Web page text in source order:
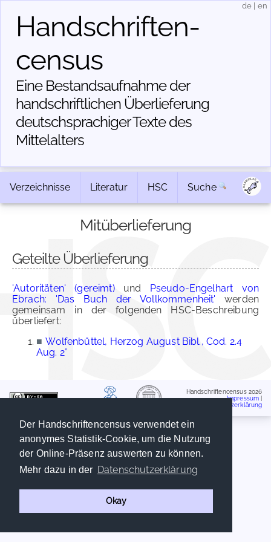
Der Handschriftencensus verwendet ein
anonymes Statistik-Cookie, um die Nutzung
der Online-Präsenz auswerten zu können.
Mehr dazu in der Datenschutzerklärung
Okay
Handschriften­
census
Eine Bestandsaufnahme der
handschriftlichen Über­lieferung
deutschsprachiger Texte des
Mittelalters
de en
Verzeichnisse Literatur HSC Suche
Mitüberlieferung
Geteilte Überlieferung
'Autoritäten' (gereimt)und Pseudo-Engelhart von
Ebrach: 'Das Buch der Vollkommenheit' werden
gemeinsam in der folgenden HSC-Beschreibung
überliefert:
■ Wolfenbüttel, Herzog August Bibl., Cod. 2.4
Aug. 2°
Handschriftencensus 2026
Impressum
Datenschutzerklärung